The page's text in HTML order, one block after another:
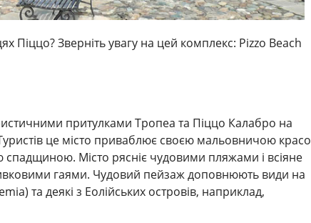
Піццо? Зверніть увагу на цей комплекс: Pizzo Beach
притулками Тропеа та Піццо Калабро на
це місто приваблює своєю мальовничою
спадщиною. Місто рясніє чудовими пляжами і всіяне
гаями. Чудовий пейзаж доповнюють види на
та деякі з Еолійських островів, наприклад,